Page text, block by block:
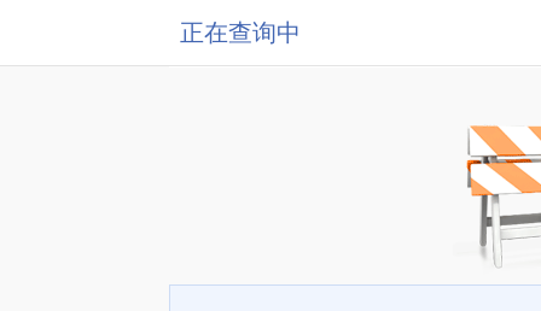
正在查询中